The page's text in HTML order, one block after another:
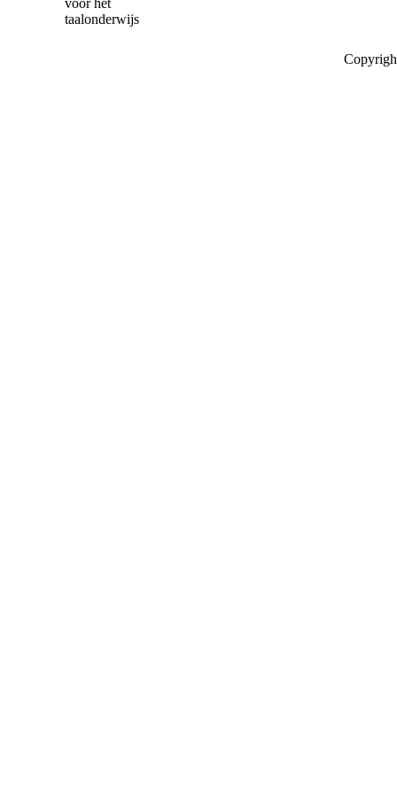
taalonderwijs